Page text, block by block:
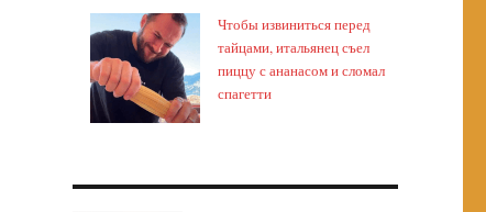
Чтобы извиниться перед
тайцами, итальянец съел
пиццу с ананасом и сломал
спагетти